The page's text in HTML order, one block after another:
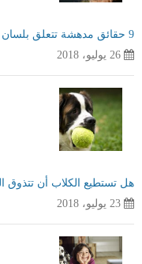
9 حقائق مدهشة تتعلق بلسان كلبك
26 يوليو، 2018
هل تستطيع الكلاب أن تتذوق
23 يوليو، 2018